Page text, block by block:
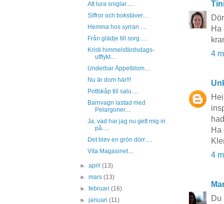
Ha
4
Ha
4
Du
Att lura sniglar......
Siffror och bokstäver....
Hemma hos syrran.....
Från glädje till sorg.....
Kristi himmelsfärdsdags-
utflykt....
Underbar Äppelblom....
Nu är dom här!!!
Pottskåp till salu.....
Barnvagn lastad med
Pelargoner....
Ja, vad har jag nu gett mig in
på.....
Det blev en grön dörr.....
Vita Magasinet....
►april(13)
►mars(13)
►februari(16)
►januari(11)